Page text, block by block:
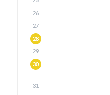
26
27
28
29
30
31